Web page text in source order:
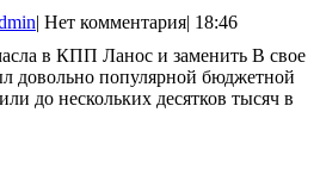
уровень
масла
в
vsc4x4_admin
| Нет комментария| 18:46
довольно популярной бюджетной
до нескольких десятков тысяч в